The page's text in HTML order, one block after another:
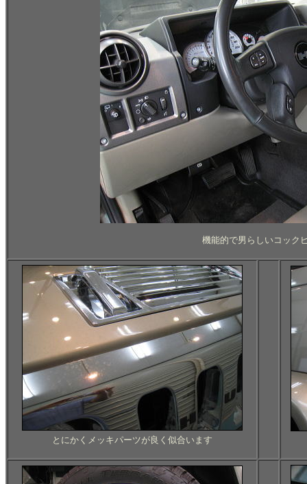
機能的で男らしいコック
とにかくメッキパーツが良く似合います